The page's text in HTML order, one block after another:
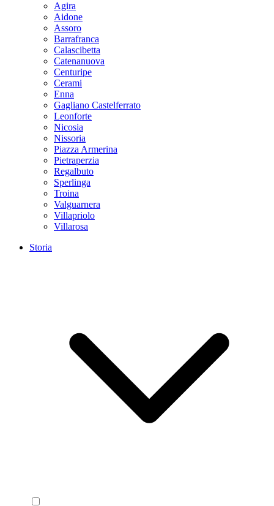
Agira
Aidone
Assoro
Barrafranca
Calascibetta
Catenanuova
Centuripe
Cerami
Enna
Gagliano Castelferrato
Leonforte
Nicosia
Nissoria
Piazza Armerina
Pietraperzia
Regalbuto
Sperlinga
Troina
Valguarnera
Villapriolo
Villarosa
Storia